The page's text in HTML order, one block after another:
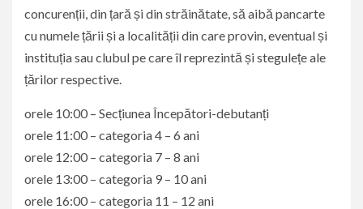
concurenții, din țară și din străinătate, să aibă pancarte
cu numele țării și a localității din care provin, eventual și
instituția sau clubul pe care îl reprezintă și stegulețe ale
țărilor respective.
orele 10:00 – Secțiunea Începători-debutanți
orele 11:00 – categoria 4 – 6 ani
orele 12:00 – categoria 7 – 8 ani
orele 13:00 – categoria 9 – 10 ani
orele 16:00 – categoria 11 – 12 ani